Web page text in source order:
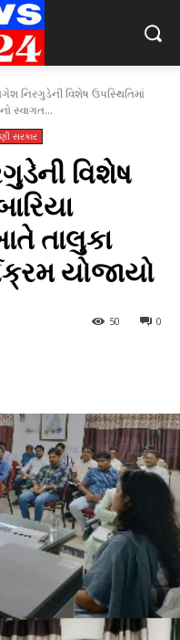
નિરગુડેની વિશેષ ઉપસ્થિતિમાં
સ્વાગત...
સરકાર
વિશેષ
તાલુકા
યોજાયો
0
50